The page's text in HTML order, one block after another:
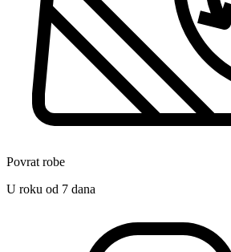
Povrat robe
U roku od 7 dana